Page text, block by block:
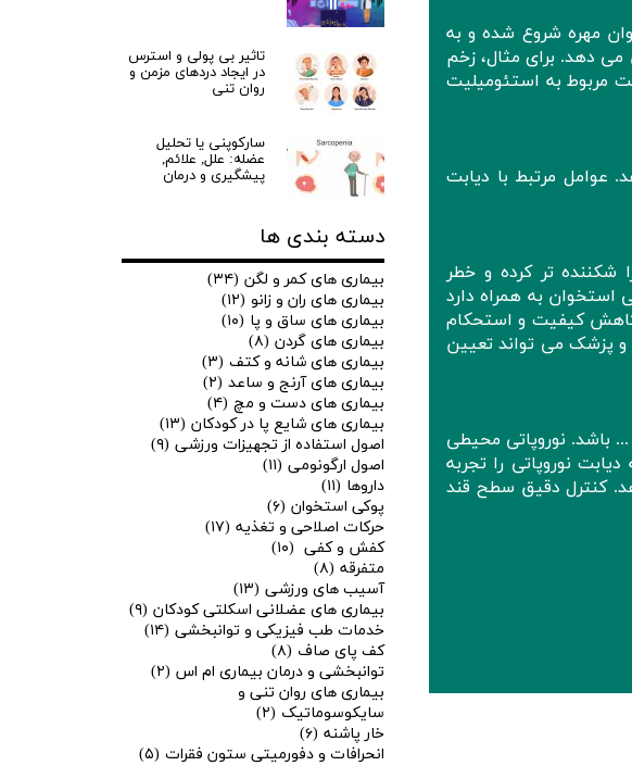
مهره شروع شده و به
دهد. برای مثال، زخم
مربوط به استئومیلیت
عوامل مرتبط با دیابت
شکننده تر کرده و خطر
به همراه دارد
کاهش کیفیت و استحکام
پزشک می تواند تعیین
باشد. نوروپاتی محیطی
نوروپاتی را تجربه
کنترل دقیق سطح قند
تاثیر بی پولی و استرس
در ایجاد دردهای مزمن و
روان تنی
سارکوپنی یا تحلیل
عضله: علل, علائم,
پیشگیری و درمان
دسته بندی ها
بیماری های کمر و لگن (۳۴)
بیماری های ران و زانو (۱۲)
بیماری های ساق و پا (۱۰)
بیماری های گردن (۸)
بیماری های شانه و کتف (۳)
بیماری های آرنج و ساعد (۲)
بیماری های دست و مچ (۴)
بیماری های شایع پا در کودکان (۱۳)
اصول استفاده از تجهیزات ورزشی (۹)
اصول ارگونومی (۱۱)
داروها (۱۱)
پوکی استخوان (۶)
حرکات اصلاحی و تغذیه (۱۷)
کفش و کفی (۱۰)
متفرقه (۸)
آسیب های ورزشی (۱۳)
بیماری های عضلانی اسکلتی کودکان (۹)
خدمات طب فیزیکی و توانبخشی (۱۴)
کف پای صاف (۸)
توانبخشی و درمان بیماری ام اس (۲)
بیماری های روان تنی و
سایکوسوماتیک (۲)
خار پاشنه (۶)
انحرافات و دفورمیتی ستون فقرات (۵)